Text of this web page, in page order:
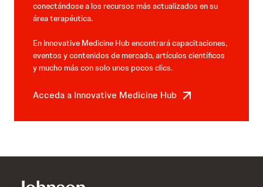
conectándose a los recursos más actualizados en su
área terapéutica.
En Innovative Medicine Hub encontrará capacitaciones,
eventos y contenidos de mercado, artículos científicos
y mucho más con solo unos pocos clics.
Acceda a Innovative Medicine Hub